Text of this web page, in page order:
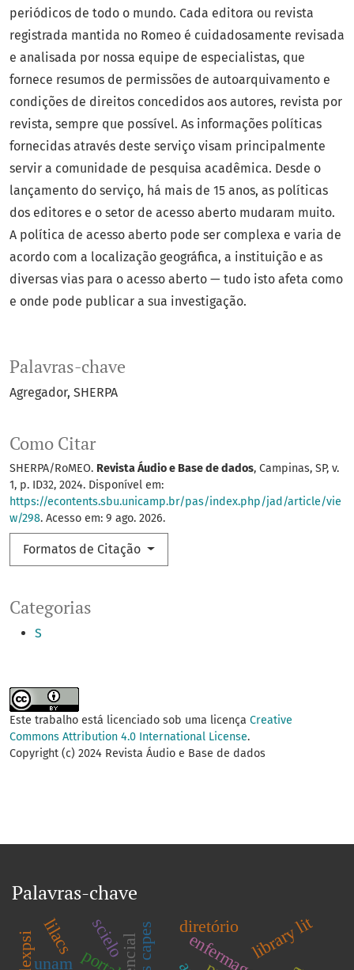
Palavras-chave
Agregador SHERPA
Categorias
S
Como Citar
SHERPA/RoMEO. Revista Áudio e Base de dados, Campinas, SP, v.
1, p. ID32, 2024. Disponível em:
https://econtents.sbu.unicamp.br/pas/index.php/jad/article/vie
w/298. Acesso em: 9 ago. 2026.
Formatos de Citação
periódicos de todo o mundo. Cada editora ou revista
registrada mantida no Romeo é cuidadosamente revisada
e analisada por nossa equipe de especialistas, que
fornece resumos de permissões de autoarquivamento e
condições de direitos concedidos aos autores, revista por
revista, sempre que possível. As informações políticas
fornecidas através deste serviço visam principalmente
servir a comunidade de pesquisa acadêmica. Desde o
lançamento do serviço, há mais de 15 anos, as políticas
dos editores e o setor de acesso aberto mudaram muito.
A política de acesso aberto pode ser complexa e varia de
acordo com a localização geográfica, a instituição e as
diversas vias para o acesso aberto — tudo isto afeta como
e onde pode publicar a sua investigação.
Este trabalho está licenciado sob uma licença Creative
Commons Attribution 4.0 International License.
Copyright (c) 2024 Revista Áudio e Base de dados
Palavras-chave
library lit
scielo
unam
diretório
lilacs